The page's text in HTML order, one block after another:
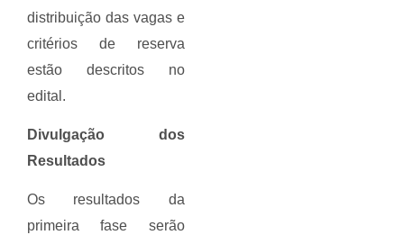
distribuição das vagas e
critérios de reserva
estão descritos no
edital.
Divulgação dos
Resultados
Os resultados da
primeira fase serão